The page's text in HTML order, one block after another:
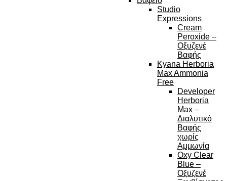
Studio
Expressions
Cream
Peroxide –
Οξυζενέ
Βαφής
Kyana Herboria
Max Ammonia
Free
Developer
Herboria
Max –
Διαλυτικό
Βαφής
χωρίς
Αμμωνία
Oxy Clear
Blue –
Οξυζενέ